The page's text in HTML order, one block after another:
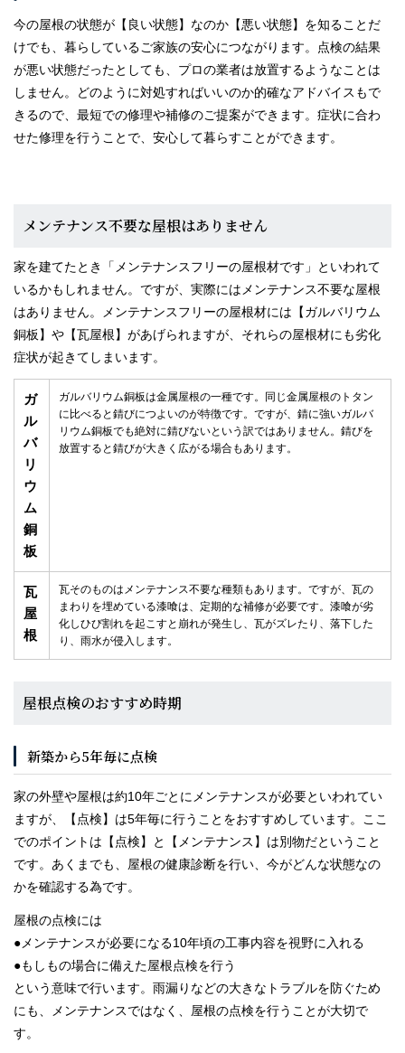
今の屋根の状態が【良い状態】なのか【悪い状態】を知ることだ
けでも、暮らしているご家族の安心につながります。点検の結果
が悪い状態だったとしても、プロの業者は放置するようなことは
しません。どのように対処すればいいのか的確なアドバイスもで
きるので、最短での修理や補修のご提案ができます。症状に合わ
せた修理を行うことで、安心して暮らすことができます。
メンテナンス不要な屋根はありません
家を建てたとき「メンテナンスフリーの屋根材です」といわれて
いるかもしれません。ですが、実際にはメンテナンス不要な屋根
はありません。メンテナンスフリーの屋根材には【ガルバリウム
銅板】や【瓦屋根】があげられますが、それらの屋根材にも劣化
症状が起きてしまいます。
ガ
ル
バ
リ
ウ
ム
銅
板
ガルバリウム銅板は金属屋根の一種です。同じ金属屋根のトタン
に比べると錆びにつよいのが特徴です。ですが、錆に強いガルバ
リウム銅板でも絶対に錆びないという訳ではありません。錆びを
放置すると錆びが大きく広がる場合もあります。
瓦
屋
根
瓦そのものはメンテナンス不要な種類もあります。ですが、瓦の
まわりを埋めている漆喰は、定期的な補修が必要です。漆喰が劣
化しひび割れを起こすと崩れが発生し、瓦がズレたり、落下した
り、雨水が侵入します。
屋根点検のおすすめ時期
新築から5年毎に点検
家の外壁や屋根は約10年ごとにメンテナンスが必要といわれてい
ますが、【点検】は5年毎に行うことをおすすめしています。ここ
でのポイントは【点検】と【メンテナンス】は別物だということ
です。あくまでも、屋根の健康診断を行い、今がどんな状態なの
かを確認する為です。
屋根の点検には
●メンテナンスが必要になる10年頃の工事内容を視野に入れる
●もしもの場合に備えた屋根点検を行う
という意味で行います。雨漏りなどの大きなトラブルを防ぐため
にも、メンテナンスではなく、屋根の点検を行うことが大切で
す。